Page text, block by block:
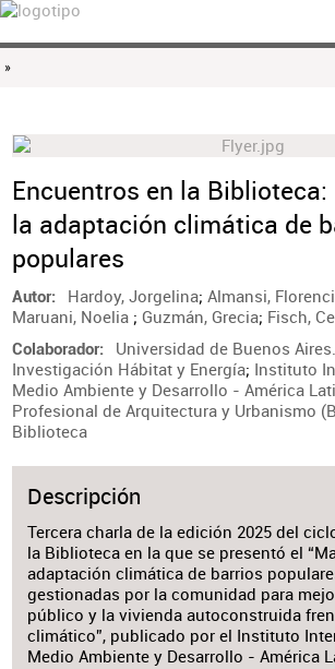
»
Encuentros en la
la adaptación climática de
populares
Autor Hardoy, Jorgelina;Almansi,
Maruani, Noelia ; Guzmán, Grecia; Fisch,
Colaborador
Universidad de Buenos
Investigación Hábitat y Energía; Instituto
Medio Ambiente y Desarrollo - América
Profesional de Arquitectura y Urbanismo
Biblioteca
Descripción
Tercera charla de la edición 2025 del
la Biblioteca en la que se presentó el
adaptación climática de barrios
gestionadas por la comunidad para
público y la vivienda autoconstruida
climático”, publicado por el Instituto
Medio Ambiente y Desarrollo - América